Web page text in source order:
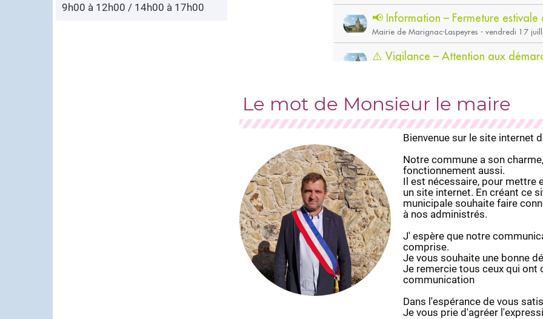
Le mot de Monsieur le maire
Bienvenue sur le site internet
Notre commune a son
fonctionnement aussi.
Il est nécessaire, pour mettre
un site internet. En créant ce
municipale souhaite faire
à nos administrés.
J' espère que notre
comprise.
Je vous souhaite une bonne
Je remercie tous ceux qui ont
communication
Dans l'espérance de vous
Je vous prie d'agréer
9h00 à 12h00 / 14h00 à 17h00